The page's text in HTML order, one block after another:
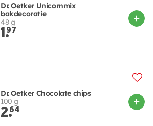
Dr. Oetker Unicornmix
bakdecoratie
48 g
1.97
Dr. Oetker Chocolate chips
100 g
2.64